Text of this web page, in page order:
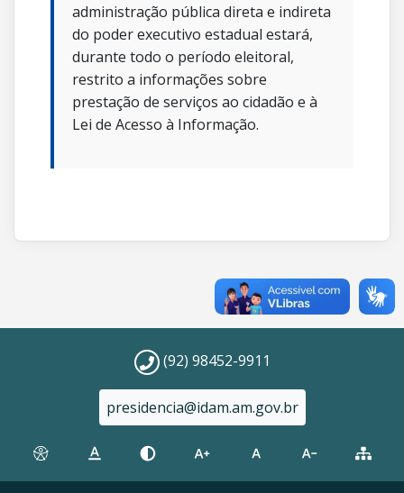
administração pública direta e indireta
do poder executivo estadual estará,
durante todo o período eleitoral,
restrito a informações sobre
prestação de serviços ao cidadão e à
Lei de Acesso à Informação.
(92) 98452-9911
presidencia@idam.am.gov.br